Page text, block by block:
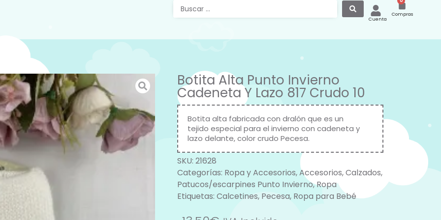
Cuenta
Compras
Botita Alta Punto Invierno
Cadeneta Y Lazo 817 Crudo 10
Botita alta fabricada con dralón que es un
tejido especial para el invierno con cadeneta y
lazo delante, color crudo Pecesa.
SKU: 21628
Categorías: Ropa y Accesorios,Accesorios,Calzados,
Patucos/escarpines Punto Invierno,Ropa
Etiquetas: Calcetines, Pecesa, Ropa para Bebé